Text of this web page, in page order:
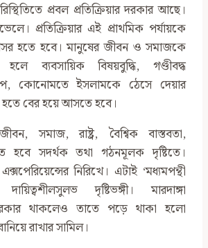
প্রবল প্রতিক্রিয়ার দরকার আছে।
প্রতিক্রিয়ার এই প্রাথমিক পর্যায়কে
হতে হবে। মানুষের জীবন ও সমাজকে
ব্যবসায়িক বিষয়বুদ্ধি, গণ্ডীবদ্ধ
কোনোমতে ইসলামকে ঠেসে দেয়ার
হতে বের হয়ে আসতে হবে।
সমাজ, রাষ্ট্র, বৈশ্বিক বাস্তবতা,
সদর্থক তথা গঠনমূলক দৃষ্টিতে।
নিরিখে। এটাই ‘মধ্যমপন্থী
দৃষ্টিভঙ্গী। মারদাঙ্গা
থাকলেও তাতে পড়ে থাকা হলো
রাখার সামিল।